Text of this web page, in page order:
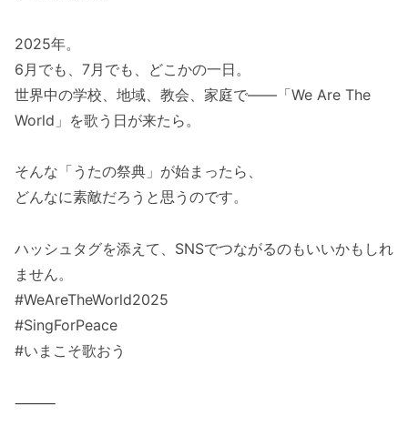
2025年。
6月でも、7月でも、どこかの一日。
世界中の学校、地域、教会、家庭で――「We Are The
World」を歌う日が来たら。
そんな「うたの祭典」が始まったら、
どんなに素敵だろうと思うのです。
ハッシュタグを添えて、SNSでつながるのもいいかもしれ
ません。
#WeAreTheWorld2025
#SingForPeace
#いまこそ歌おう
⸻